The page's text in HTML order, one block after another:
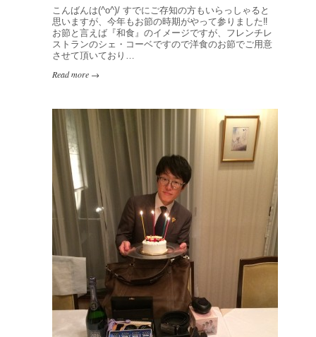
こんばんは(^o^)/ すでにご存知の方もいらっしゃると
思いますが、今年もお節の時期がやって参りました‼️
お節と言えば『和食』のイメージですが、フレンチレ
ストランのシェ・コーベですので洋食のお節でご用意
させて頂いており…
Read more →